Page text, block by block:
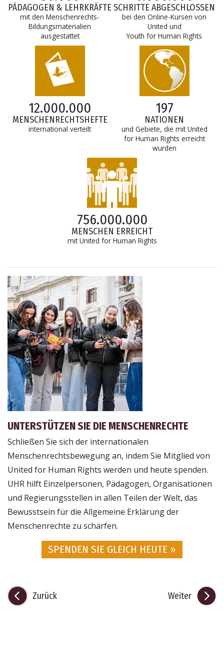
PÄDAGOGEN & LEHRKRÄFTE
mit den Menschenrechts-
Bildungsmaterialien
ausgestattet
SCHRITTE ABGESCHLOSSEN
bei den Online-Kursen von
United und
Youth for Human Rights
12.000.000
MENSCHENRECHTS­HEFTE
international verteilt
197
NATIONEN
und Gebiete, die mit United
for Human Rights erreicht
wurden
756.000.000
MENSCHEN ERREICHT
mit United for Human Rights
UNTERSTÜTZEN SIE DIE MENSCHENRECHTE
Schließen Sie sich der internationalen
Menschenrechtsbewegung an, indem Sie Mitglied von
United for Human Rights werden und heute spenden.
UHR hilft Einzelpersonen, Pädagogen, Organisationen
und Regierungsstellen in allen Teilen der Welt, das
Bewusstsein für die Allgemeine Erklärung der
Menschenrechte zu schärfen.
SPENDEN SIE GLEICH HEUTE »
Zurück Weiter